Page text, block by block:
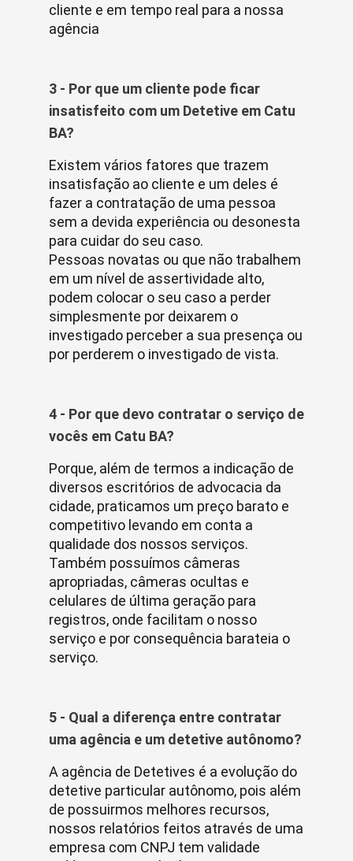
cliente e em tempo real para a nossa
agência
3 - Por que um cliente pode ficar
insatisfeito com um Detetive em Catu
BA?
Existem vários fatores que trazem
insatisfação ao cliente e um deles é
fazer a contratação de uma pessoa
sem a devida experiência ou desonesta
para cuidar do seu caso.
Pessoas novatas ou que não trabalhem
em um nível de assertividade alto,
podem colocar o seu caso a perder
simplesmente por deixarem o
investigado perceber a sua presença ou
por perderem o investigado de vista.
4 - Por que devo contratar o serviço de
vocês em Catu BA?
Porque, além de termos a indicação de
diversos escritórios de advocacia da
cidade, praticamos um preço barato e
competitivo levando em conta a
qualidade dos nossos serviços.
Também possuímos câmeras
apropriadas, câmeras ocultas e
celulares de última geração para
registros, onde facilitam o nosso
serviço e por consequência barateia o
serviço.
5 - Qual a diferença entre contratar
uma agência e um detetive autônomo?
A agência de Detetives é a evolução do
detetive particular autônomo, pois além
de possuirmos melhores recursos,
nossos relatórios feitos através de uma
empresa com CNPJ tem validade